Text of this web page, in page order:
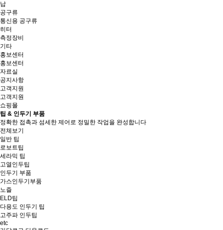
납
공구류
통신용 공구류
히터
측정장비
기타
홍보센터
홍보센터
자료실
공지사항
고객지원
고객지원
쇼핑몰
팁 & 인두기 부품
정확한 접촉과 섬세한 제어로 정밀한 작업을 완성합니다
전체보기
일반 팁
로보트팁
세라믹 팁
고열인두팁
인두기 부품
가스인두기부품
노즐
ELD팁
다용도 인두기 팁
고주파 인두팁
etc